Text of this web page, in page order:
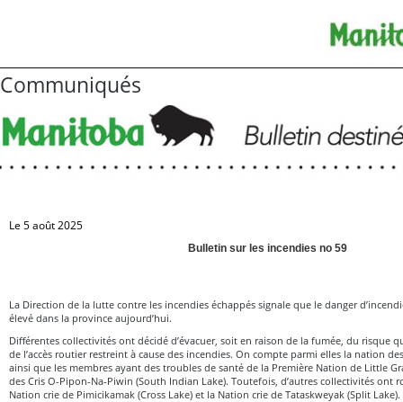
Communiqués
Le 5 août 2025
Bulletin sur les incendies no 59
La Direction de la lutte contre les incendies échappés signale que le danger
élevé dans la province aujourd’hui.
Différentes collectivités ont décidé d’évacuer, soit en raison de la fumée, du risque
de l’accès routier restreint à cause des incendies. On compte parmi elles la nation
ainsi que les membres ayant des troubles de santé de la Première Nation de Little
des Cris O-Pipon-Na-Piwin (South Indian Lake). Toutefois, d’autres collectivités ont
Nation crie de Pimicikamak (Cross Lake) et la Nation crie de Tataskweyak (Split Lake).